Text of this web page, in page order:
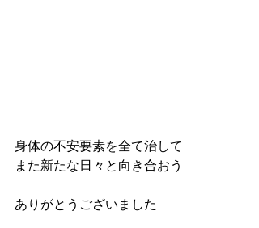
身体の不安要素を全て治して
また新たな日々と向き合おう
ありがとうございました